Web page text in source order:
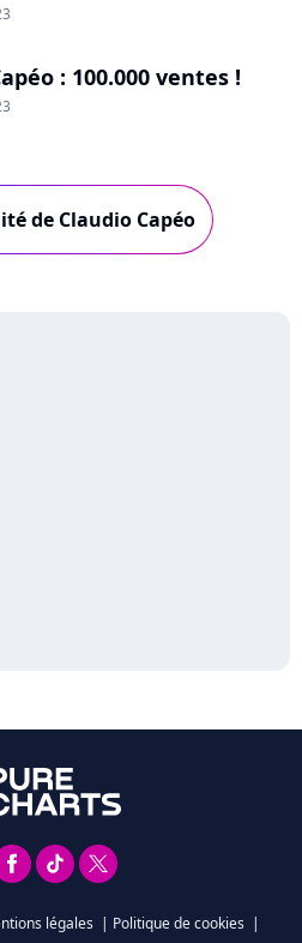
: 100.000 ventes !
de Claudio Capéo
légales | Politique de cookies |